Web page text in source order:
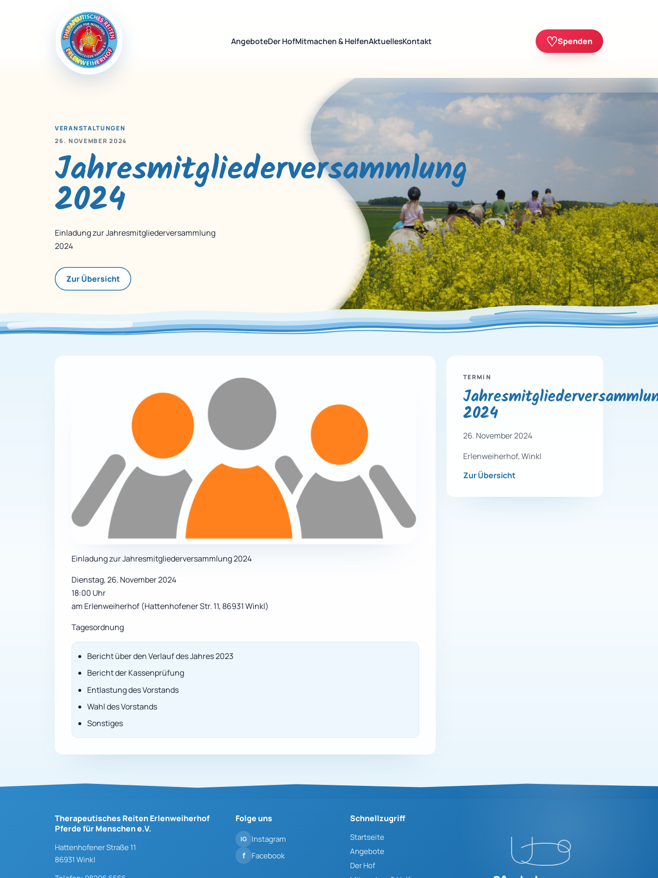
AngeboteDer HofMitmachen & HelfenAktuellesKontakt ♡Spenden
VERANSTALTUNGEN
26. NOVEMBER 2024
Jahresmitgliederversammlung
2024
Einladung zur Jahresmitgliederversammlung
2024
Zur Übersicht
Einladung zur Jahresmitgliederversammlung 2024
Dienstag, 26. November 2024
18:00 Uhr
am Erlenweiherhof (Hattenhofener Str. 11, 86931 Winkl)
Tagesordnung
Bericht über den Verlauf des Jahres 2023
Bericht der Kassenprüfung
Entlastung des Vorstands
Wahl des Vorstands
Sonstiges
TERMIN
2024
26. November 2024
Erlenweiherhof, Winkl
Zur Übersicht
Therapeutisches Reiten Erlenweiherhof
Pferde für Menschen e.V.
Hattenhofener Straße 11
86931 Winkl
Folge uns
Instagram
Facebook
Schnellzugriff
Startseite
Angebote
Der Hof